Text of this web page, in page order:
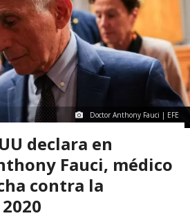
Doctor Anthony Fauci | EFE
declara en
Fauci, médico
contra la